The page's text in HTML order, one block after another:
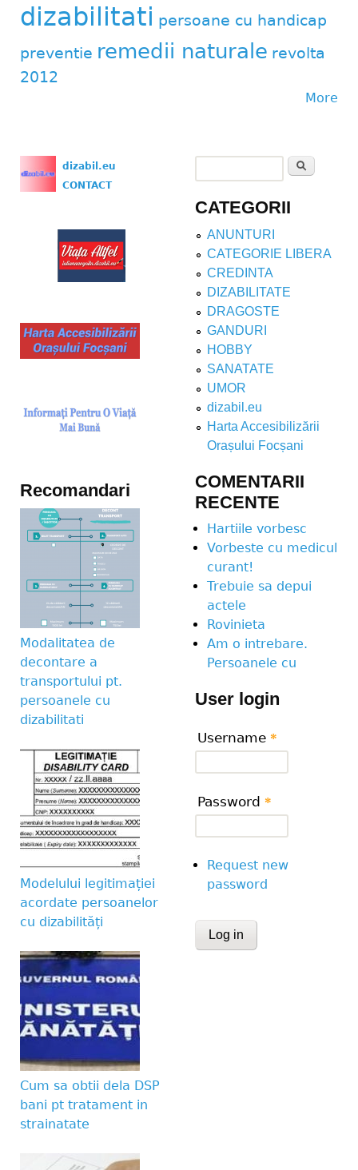
dizabilitati persoane cu handicap
preventie remedii naturale revolta
2012
More
dizabil.eu
CONTACT
Recomandari
Modalitatea de
decontare a
transportului pt.
persoanele cu
dizabilitati
Modelului legitimației
acordate persoanelor
cu dizabilități
Cum sa obtii dela DSP
bani pt tratament in
strainatate
Search form
CATEGORII
ANUNTURI
CATEGORIE LIBERA
CREDINTA
DIZABILITATE
DRAGOSTE
GANDURI
HOBBY
SANATATE
UMOR
dizabil.eu
Harta Accesibilizării
Orașului Focșani
COMENTARII
RECENTE
Hartiile vorbesc
Vorbeste cu medicul
curant!
Trebuie sa depui
actele
Rovinieta
Am o intrebare.
Persoanele cu
User login
Username *
Password *
Request new
password
CAPTCHA